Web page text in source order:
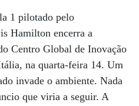
1 pilotado pelo
Hamilton encerra a
Centro Global de Inovação
na quarta-feira 14. Um
invade o ambiente. Nada
que viria a seguir. A